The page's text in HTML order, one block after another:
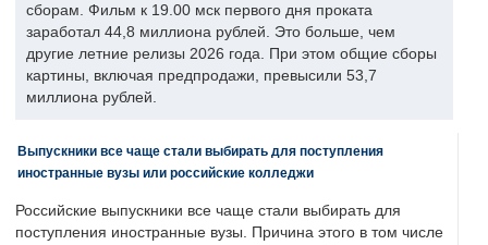
сборам. Фильм к 19.00 мск первого дня проката
заработал 44,8 миллиона рублей. Это больше, чем
другие летние релизы 2026 года. При этом общие сборы
картины, включая предпродажи, превысили 53,7
миллиона рублей.
Выпускники все чаще стали выбирать для поступления
иностранные вузы или российские колледжи
Российские выпускники все чаще стали выбирать для
поступления иностранные вузы. Причина этого в том числе